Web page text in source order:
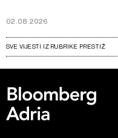
02.08.2026
SVE VIJESTI IZ RUBRIKE PRESTIŽ